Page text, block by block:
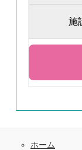
施
ホーム